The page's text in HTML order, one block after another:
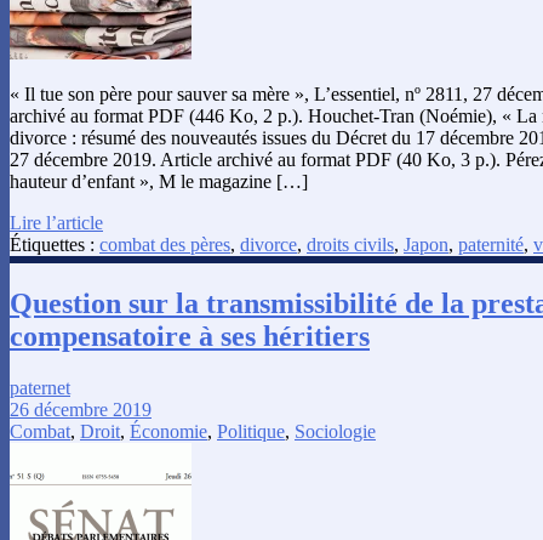
« Il tue son père pour sauver sa mère », L’essentiel, nº 2811, 27
archivé au format PDF (446 Ko, 2 p.). Houchet-Tran (Noémie), « La
divorce : résumé des nouveautés issues du Décret du 17 décembre
27 décembre 2019. Article archivé au format PDF (40 Ko, 3 p.).
hauteur d’enfant », M le magazine […]
Lire l’article
Étiquettes : combat des pères, divorce, droits civils, Japon, paternité,
Question sur la transmissibilité de la
compensatoire à ses héritiers
paternet
26 décembre 2019
Combat, Droit, Économie, Politique, Sociologie